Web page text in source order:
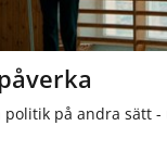
politik på andra sätt